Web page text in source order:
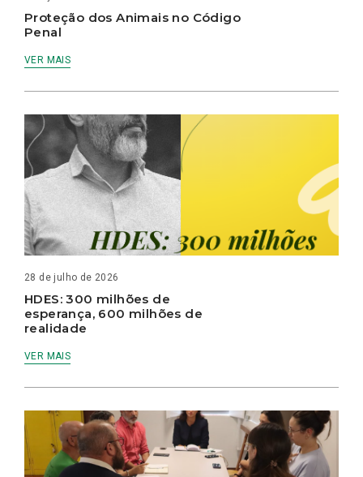
Proteção dos Animais no Código
Penal
VER MAIS
28 de julho de 2026
HDES: 300 milhões de
esperança, 600 milhões de
realidade
VER MAIS